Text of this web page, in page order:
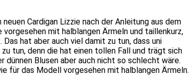
Cardigan Lizzie nach der Anleitung aus dem
mit halblangen Ärmeln und taillenkurz,
hat aber auch viel damit zu tun, dass uni
tun, denn die hat einen tollen Fall und trägt sich
Blusen aber auch nicht so schlecht wäre.
für das Modell vorgesehen mit halblangen Ärmeln.